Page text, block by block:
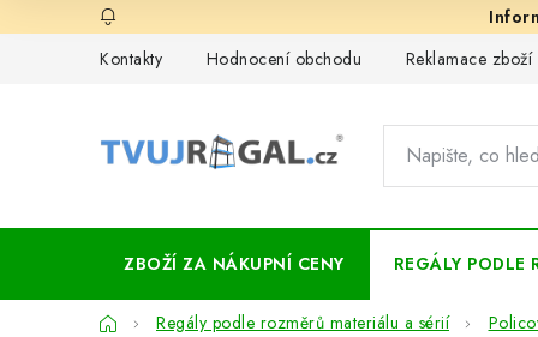
na
Kontakty
Hodnocení obchodu Reklamace zboží
ZBOŽÍ ZA NÁKUPNÍ CENY REGÁLY PODLE
DomůRegály podle rozměrů materiálu a sérií